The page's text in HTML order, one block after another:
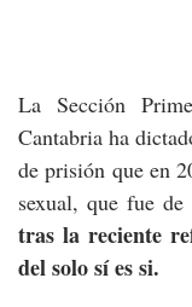
La Sección
Cantabria ha
de prisión que en
sexual, que fue
tras la reciente
del solo sí es si.